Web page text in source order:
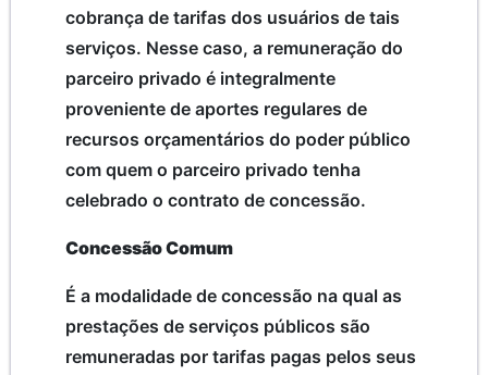
cobrança de tarifas dos usuários de tais
serviços. Nesse caso, a remuneração do
parceiro privado é integralmente
proveniente de aportes regulares de
recursos orçamentários do poder público
com quem o parceiro privado tenha
celebrado o contrato de concessão.
Concessão Comum
É a modalidade de concessão na qual as
prestações de serviços públicos são
remuneradas por tarifas pagas pelos seus